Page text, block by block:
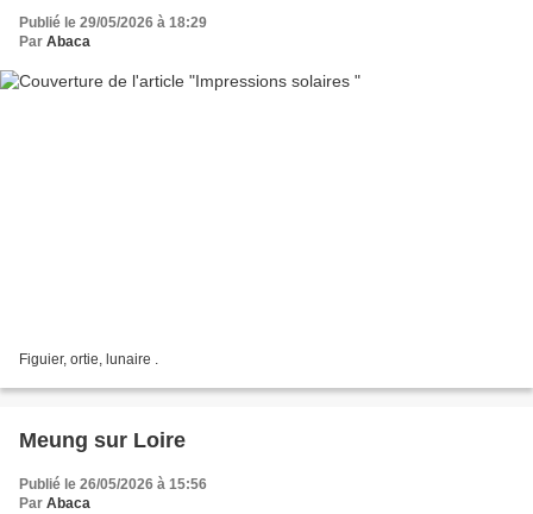
Publié le 29/05/2026 à 18:29
Par Abaca
Figuier, ortie, lunaire .
Meung sur Loire
Publié le 26/05/2026 à 15:56
Par Abaca